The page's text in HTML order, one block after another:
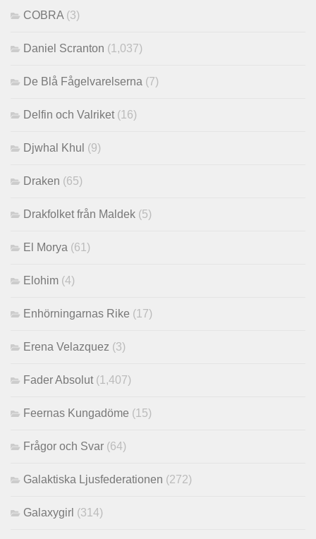
COBRA (3)
Daniel Scranton (1,037)
De Blå Fågelvarelserna (7)
Delfin och Valriket (16)
Djwhal Khul (9)
Draken (65)
Drakfolket från Maldek (5)
El Morya (61)
Elohim (4)
Enhörningarnas Rike (17)
Erena Velazquez (3)
Fader Absolut (1,407)
Feernas Kungadöme (15)
Frågor och Svar (64)
Galaktiska Ljusfederationen (272)
Galaxygirl (314)